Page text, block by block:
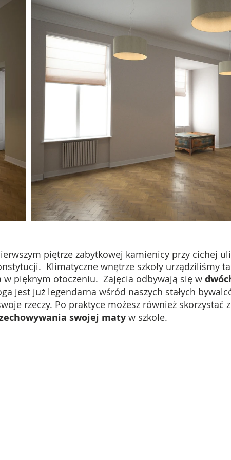
piętrze zabytkowej kamienicy przy cichej
Klimatyczne wnętrze szkoły urządziliśmy
pięknym otoczeniu. Zajęcia odbywają się w
jest już legendarna wśród naszych stałych
rzeczy. Po praktyce możesz również skorzystać z
swojej maty w szkole.